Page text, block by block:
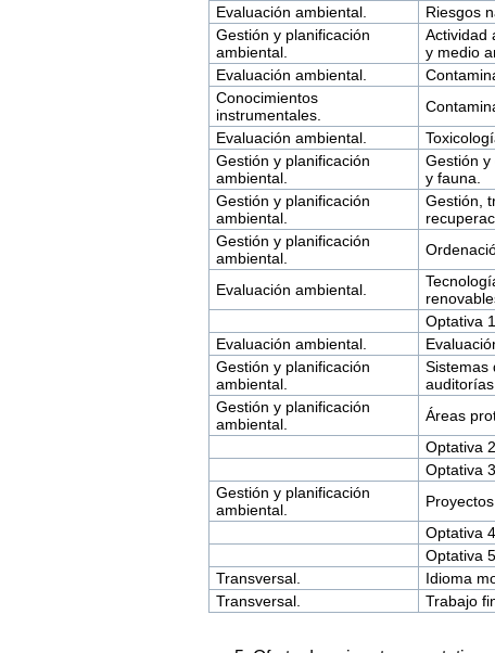
Evaluación ambiental.
Riesgos
Gestión y planificación
ambiental.
Actividad
y medio
Evaluación ambiental.
Conocimientos
instrumentales.
Evaluación ambiental.
Gestión y planificación
ambiental.
Gestión
y fauna.
Gestión y planificación
ambiental.
Gestión,
Gestión y planificación
ambiental.
Evaluación ambiental.
Optativa
Evaluación ambiental.
Gestión y planificación
ambiental.
Sistemas
Gestión y planificación
ambiental.
Áreas
Optativa
Optativa
Gestión y planificación
ambiental.
Optativa
Optativa
Transversal.
Idioma
Transversal.
Trabajo